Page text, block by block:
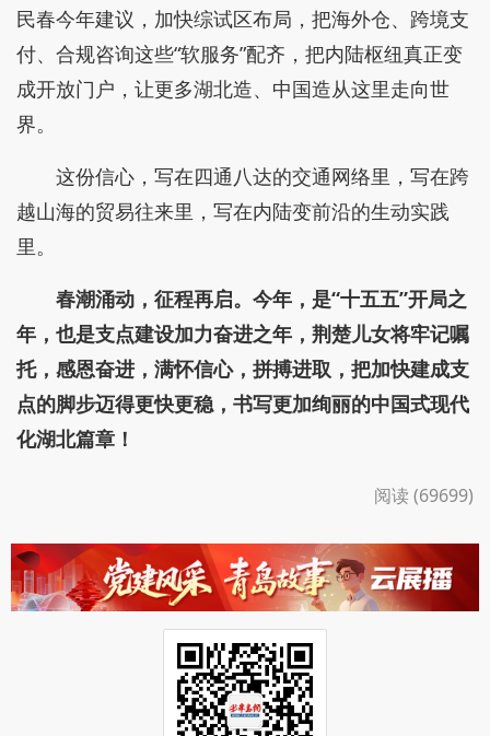
民春今年建议，加快综试区布局，把海外仓、跨境支
付、合规咨询这些“软服务”配齐，把内陆枢纽真正变
成开放门户，让更多湖北造、中国造从这里走向世
界。
这份信心，写在四通八达的交通网络里，写在跨
越山海的贸易往来里，写在内陆变前沿的生动实践
里。
春潮涌动，征程再启。今年，是“十五五”开局之
年，也是支点建设加力奋进之年，荆楚儿女将牢记嘱
托，感恩奋进，满怀信心，拼搏进取，把加快建成支
点的脚步迈得更快更稳，书写更加绚丽的中国式现代
化湖北篇章！
阅读 (69699)